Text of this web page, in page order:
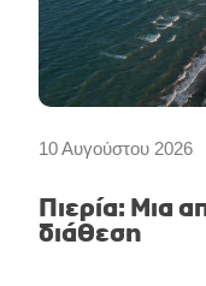
10 Αυγούστου 2026
Πιερία: Μια
διάθεση